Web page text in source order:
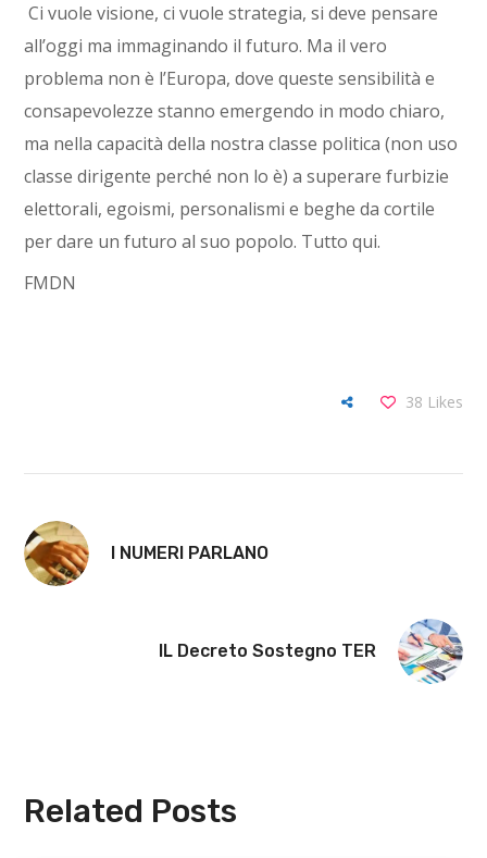
Ci vuole visione, ci vuole strategia, si deve pensare
all’oggi ma immaginando il futuro. Ma il vero
problema non è l’Europa, dove queste sensibilità e
consapevolezze stanno emergendo in modo chiaro,
ma nella capacità della nostra classe politica (non uso
classe dirigente perché non lo è) a superare furbizie
elettorali, egoismi, personalismi e beghe da cortile
per dare un futuro al suo popolo. Tutto qui.
FMDN
38 Likes
I NUMERI PARLANO
IL Decreto Sostegno TER
Related Posts